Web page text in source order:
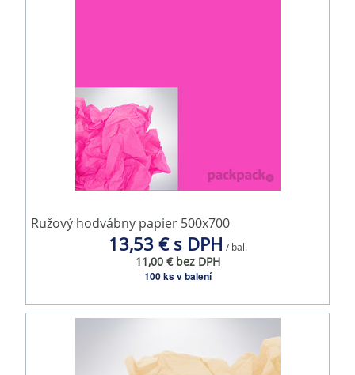
Ružový hodvábny papier 500x700
13,53 € s DPH / bal.
11,00 € bez DPH
100 ks v balení